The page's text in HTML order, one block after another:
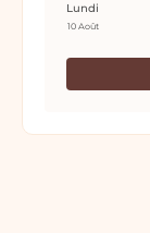
Lundi
10 Août